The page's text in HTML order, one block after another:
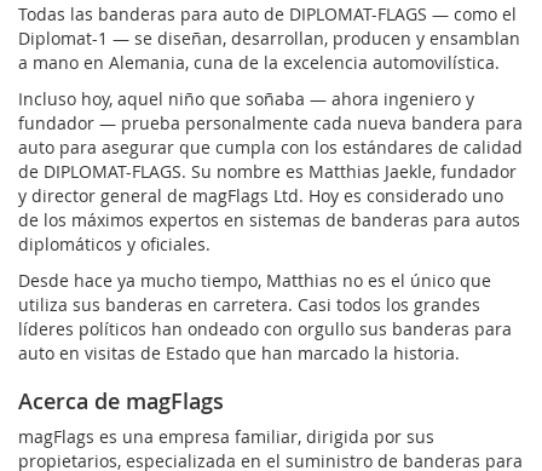
Todas las banderas para auto de DIPLOMAT-FLAGS — como el
Diplomat-1 — se diseñan, desarrollan, producen y ensamblan
a mano en Alemania, cuna de la excelencia automovilística.
Incluso hoy, aquel niño que soñaba — ahora ingeniero y
fundador — prueba personalmente cada nueva bandera para
auto para asegurar que cumpla con los estándares de calidad
de DIPLOMAT-FLAGS. Su nombre es Matthias Jaekle, fundador
y director general de magFlags Ltd. Hoy es considerado uno
de los máximos expertos en sistemas de banderas para autos
diplomáticos y oficiales.
Desde hace ya mucho tiempo, Matthias no es el único que
utiliza sus banderas en carretera. Casi todos los grandes
líderes políticos han ondeado con orgullo sus banderas para
auto en visitas de Estado que han marcado la historia.
Acerca de magFlags
magFlags es una empresa familiar, dirigida por sus
propietarios, especializada en el suministro de banderas para